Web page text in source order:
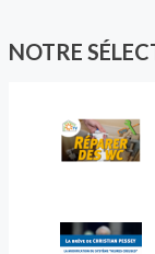
NOTRE